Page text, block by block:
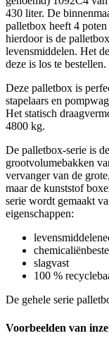
430 liter. De
palletbox heeft 4
hierdoor is de
levensmiddelen. Het
deze is los te bestellen.
Deze palletbox is
stapelaars en
Het statisch
4800 kg.
De palletbox-serie is
grootvolumebakken
vervanger van de
maar de kunststof
serie wordt gemaakt
eigenschappen:
slagvast
100 %
De gehele serie
Voorbeelden van